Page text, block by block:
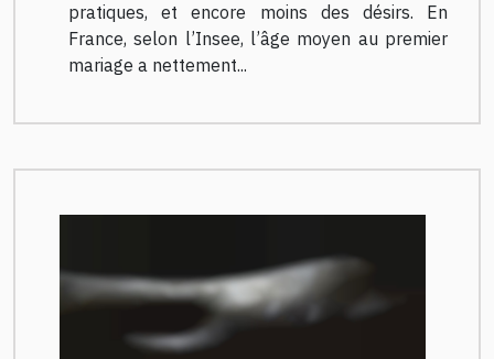
pratiques, et encore moins des désirs. En
France, selon l’Insee, l’âge moyen au premier
mariage a nettement...